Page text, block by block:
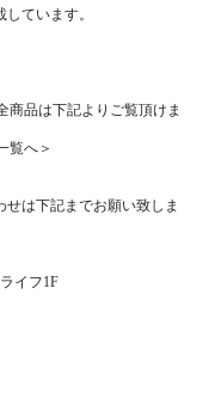
ています。
商品は下記よりご覧頂けま
覧へ＞
は下記までお願い致しま
イフ1F